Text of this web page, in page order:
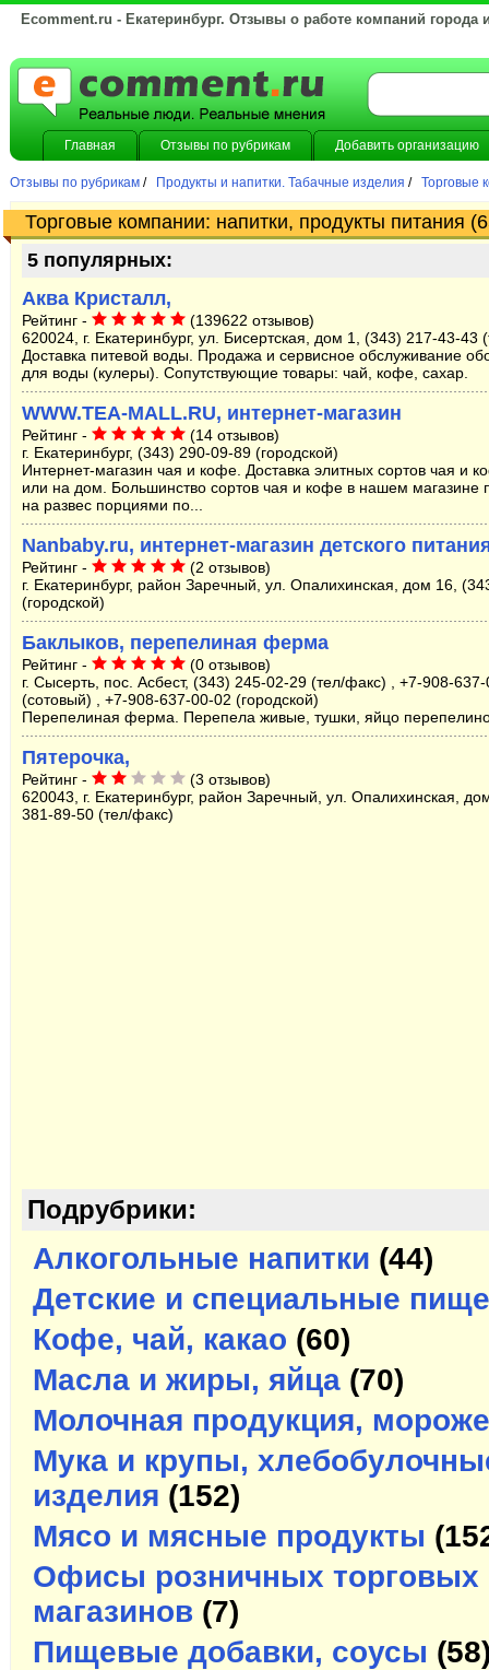
Ecomment.ru - Екатеринбург. Отзывы о работе компаний города
Главная Отзывы по рубрикам Добавить организацию
Отзывы по рубрикам / Продукты и напитки. Табачные изделия / Торговые
Торговые компании: напитки, продукты питания
5 популярных:
Аква Кристалл,
Рейтинг -
(139622 отзывов)
620024, г. Екатеринбург, ул. Бисертская, дом 1, (343) 217-43-43
Доставка питевой воды. Продажа и сервисное обслуживание
для воды (кулеры). Сопутствующие товары: чай, кофе, сахар.
WWW.TEA-MALL.RU, интернет-магазин
Рейтинг -
(14 отзывов)
г. Екатеринбург, (343) 290-09-89 (городской)
Интернет-магазин чая и кофе. Доставка элитных сортов чая и
или на дом. Большинство сортов чая и кофе в нашем магазине
на развес порциями по...
Nanbaby.ru, интернет-магазин детского
Рейтинг -
(2 отзывов)
г. Екатеринбург, район Заречный, ул. Опалихинская, дом 16,
(городской)
Баклыков, перепелиная ферма
Рейтинг -
(0 отзывов)
г. Сысерть, пос. Асбест, (343) 245-02-29 (тел/факс) , +7-908-
(сотовый) , +7-908-637-00-02 (городской)
Перепелиная ферма. Перепела живые, тушки, яйцо
Пятерочка,
Рейтинг -
(3 отзывов)
620043, г. Екатеринбург, район Заречный, ул. Опалихинская,
381-89-50 (тел/факс)
Подрубрики:
Алкогольные напитки (44)
Детские и специальные
Кофе, чай, какао (60)
Масла и жиры, яйца (70)
Молочная продукция,
Мука и крупы,
изделия (152)
Мясо и мясные продукты
Офисы розничных торговых
магазинов (7)
Пищевые добавки, соусы